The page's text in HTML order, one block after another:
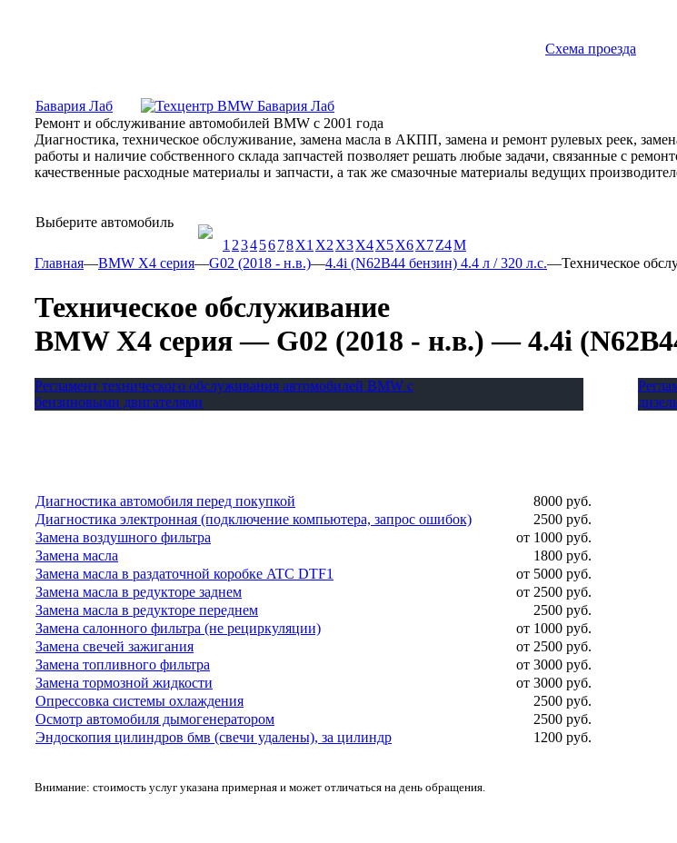
Схема проезда
Бавария Лаб
Ремонт и обслуживание автомобилей BMW с 2001 года
Диагностика, техническое обслуживание, замена масла в АКПП, замена и ремонт рулевых реек,
работы и наличие собственного склада запчастей позволяет решать любые задачи, связанные с
качественные расходные материалы и запчасти, а так же смазочные материалы ведущих
Выберите автомобиль
1 2345678X1 X2 X3X4X5X6X7Z4М
Главная—BMW X4 серия—G02 (2018 - н.в.)—4.4i (N62B44 бензин) 4.4 л / 320 л.с.—Техническое
Техническое обслуживание
BMW X4 серия — G02 (2018 - н.в.) — 4.4i
Регламент технического обслуживания автомобилей BMW с
бензиновыми двигателями
Диагностика автомобиля перед покупкой
8000 руб.
Диагностика электронная (подключение компьютера, запрос ошибок)
2500 руб.
Замена воздушного фильтра
от 1000 руб.
Замена масла
1800 руб.
Замена масла в раздаточной коробке ATC DTF1
от 5000 руб.
Замена масла в редукторе заднем
от 2500 руб.
Замена масла в редукторе переднем
2500 руб.
Замена салонного фильтра (не рециркуляции)
от 1000 руб.
Замена свечей зажигания
от 2500 руб.
Замена топливного фильтра
от 3000 руб.
Замена тормозной жидкости
от 3000 руб.
Опрессовка системы охлаждения
2500 руб.
Осмотр автомобиля дымогенератором
2500 руб.
Эндоскопия цилиндров бмв (свечи удалены), за цилиндр
1200 руб.
Внимание: стоимость услуг указана примерная и может отличаться на день обращения.